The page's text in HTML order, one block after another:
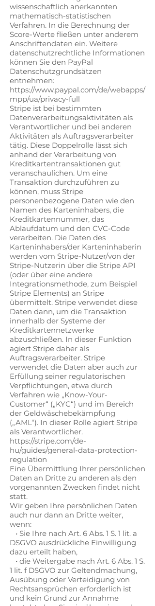
wissenschaftlich anerkannten
mathematisch-statistischen
Verfahren. In die Berechnung der
Score-Werte fließen unter anderem
Anschriftendaten ein. Weitere
datenschutzrechtliche Informationen
können Sie den PayPal
Datenschutzgrundsätzen
entnehmen:
https://www.paypal.com/de/webapps/
mpp/ua/privacy-full
Stripe ist bei bestimmten
Datenverarbeitungsaktivitäten als
Verantwortlicher und bei anderen
Aktivitäten als Auftragsverarbeiter
tätig. Diese Doppelrolle lässt sich
anhand der Verarbeitung von
Kreditkartentransaktionen gut
veranschaulichen. Um eine
Transaktion durchzuführen zu
können, muss Stripe
personenbezogene Daten wie den
Namen des Karteninhabers, die
Kreditkartennummer, das
Ablaufdatum und den CVC-Code
verarbeiten. Die Daten des
Karteninhabers/der Karteninhaberin
werden vom Stripe-Nutzer/von der
Stripe-Nutzerin über die Stripe API
(oder über eine andere
Integrationsmethode, zum Beispiel
Stripe Elements) an Stripe
übermittelt. Stripe verwendet diese
Daten dann, um die Transaktion
innerhalb der Systeme der
Kreditkartennetzwerke
abzuschließen. In dieser Funktion
agiert Stripe daher als
Auftragsverarbeiter. Stripe
verwendet die Daten aber auch zur
Erfüllung seiner regulatorischen
Verpflichtungen, etwa durch
Verfahren wie „Know-Your-
Customer“ („KYC“) und im Bereich
der Geldwäschebekämpfung
(„AML“). In dieser Rolle agiert Stripe
als Verantwortlicher.
https://stripe.com/de-
hu/guides/general-data-protection-
regulation
Eine Übermittlung Ihrer persönlichen
Daten an Dritte zu anderen als den
vorgenannten Zwecken findet nicht
statt.
Wir geben Ihre persönlichen Daten
auch nur dann an Dritte weiter,
wenn:
• Sie Ihre nach Art. 6 Abs. 1 S. 1 lit. a
DSGVO ausdrückliche Einwilligung
dazu erteilt haben,
• die Weitergabe nach Art. 6 Abs. 1 S.
1 lit. f DSGVO zur Geltendmachung,
Ausübung oder Verteidigung von
Rechtsansprüchen erforderlich ist
und kein Grund zur Annahme